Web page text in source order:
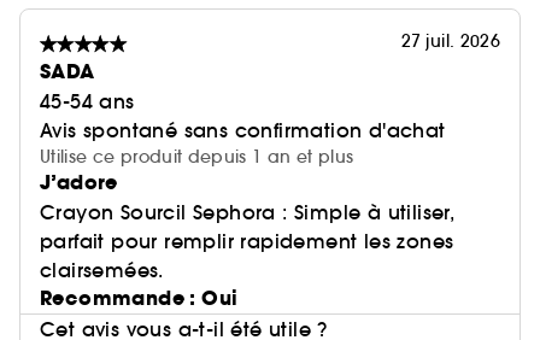
27 juil. 2026
SADA
45-54 ans
Avis spontané sans confirmation d'achat
Utilise ce produit depuis 1 an et plus
J’adore
Crayon Sourcil Sephora : Simple à utiliser,
parfait pour remplir rapidement les zones
clairsemées.
Recommande : Oui
Cet avis vous a-t-il été utile ?